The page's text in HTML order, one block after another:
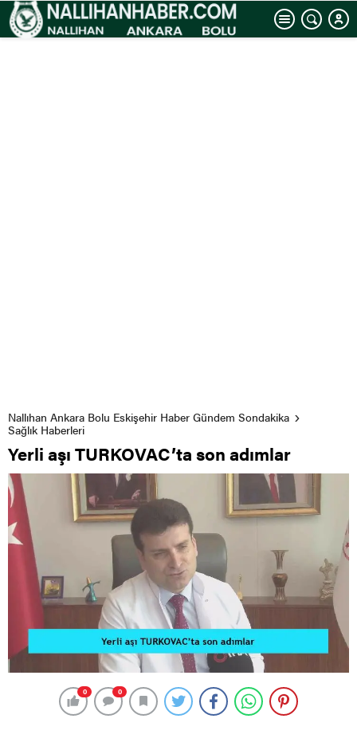
Nallıhan Ankara Bolu Eskişehir Haber Gündem Sondakika
Sağlık Haberleri
Yerli aşı TURKOVAC’ta son adımlar
0 0